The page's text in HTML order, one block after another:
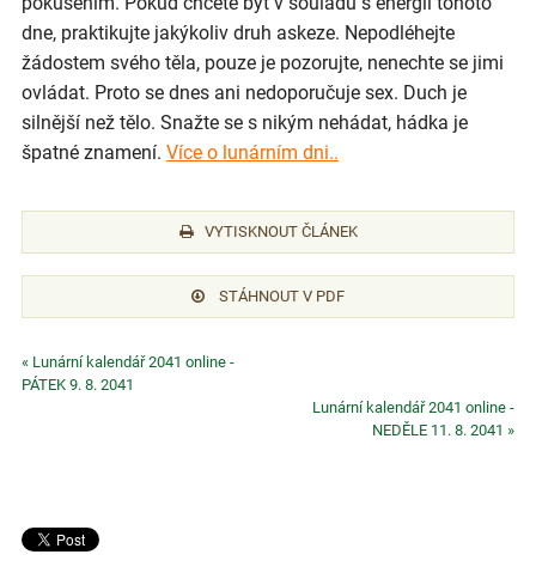
dne, praktikujte jakýkoliv druh askeze. Nepodléhejte
žádostem svého těla, pouze je pozorujte, nenechte se jimi
ovládat. Proto se dnes ani nedoporučuje sex. Duch je
silnější než tělo. Snažte se s nikým nehádat, hádka je
špatné znamení. Více o lunárním dni..
VYTISKNOUT ČLÁNEK
STÁHNOUT V PDF
« Lunární kalendář 2041 online -
PÁTEK 9. 8. 2041
Lunární kalendář 2041 online -
NEDĚLE 11. 8. 2041 »